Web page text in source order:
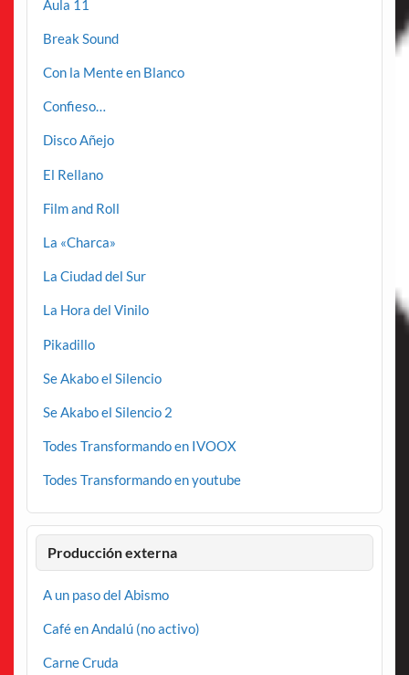
Aula 11
Break Sound
Con la Mente en Blanco
Confieso…
Disco Añejo
El Rellano
Film and Roll
La «Charca»
La Ciudad del Sur
La Hora del Vinilo
Pikadillo
Se Akabo el Silencio
Se Akabo el Silencio 2
Todes Transformando en IVOOX
Todes Transformando en youtube
Producción externa
A un paso del Abismo
Café en Andalú (no activo)
Carne Cruda